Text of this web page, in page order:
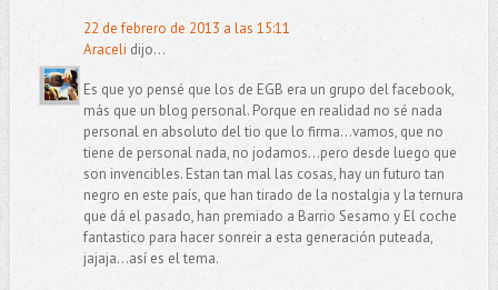
22 de febrero de 2013 a las 15:11
Araceli dijo...
Es que yo pensé que los de EGB era un grupo del facebook,
más que un blog personal. Porque en realidad no sé nada
personal en absoluto del tio que lo firma...vamos, que no
tiene de personal nada, no jodamos...pero desde luego que
son invencibles. Estan tan mal las cosas, hay un futuro tan
negro en este país, que han tirado de la nostalgia y la ternura
que dá el pasado, han premiado a Barrio Sesamo y El coche
fantastico para hacer sonreir a esta generación puteada,
jajaja...así es el tema.